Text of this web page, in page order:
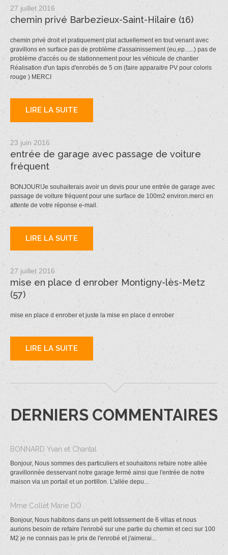
27 juillet 2016
chemin privé Barbezieux-Saint-Hilaire (16)
chemin privé droit et pratiquement plat actuellement en tout venant avec
gravillons en surface pas de problème d'assainissement (eu,ep......) pas de
problème d'accés ou de stationnement pour les véhicule de chantier
Réalisation d'un tapis d'enrobés de 5 cm (faire apparaitre PV pour coloris
rouge ) MERCI
LIRE LA SUITE
23 juin 2016
entrée de garage avec passage de voiture
fréquent
BONJOUR!Je souhaiterais avoir un devis pour une entrée de garage avec
passage de voiture fréquent pour une surface de 100m2 environ.merci en
attente de votre réponse e-mail.
LIRE LA SUITE
27 juillet 2016
mise en place d enrober Montigny-lès-Metz
(57)
mise en place d enrober et juste la mise en place d enrober
LIRE LA SUITE
DERNIERS COMMENTAIRES
BONNARD Yvan et Chantal
Bonjour, Nous sommes des particuliers et souhaitons refaire notre allée
gravillonnée desservant notre garage fermé ainsi que l'entrée de notre
maison via un portail et un portillon. L'allée depu...
Mme Collet Marie DO
Bonjour, Nous habitons dans un petit lotissement de 6 villas et nous
aurions besoin de refaire l'enrobé sur une partie du chemin et ceci sur 100
M2 je ne connais pas le prix de l'enrobé et j'aimerai...